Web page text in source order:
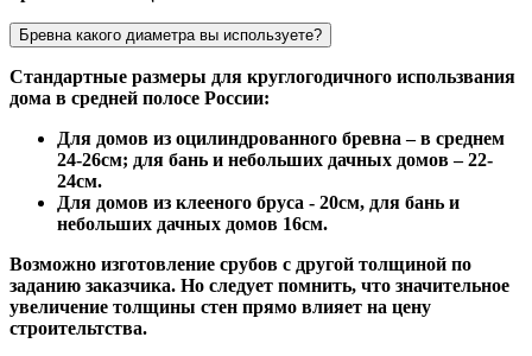
Бревна какого диаметра вы используете?
Стандартные размеры для круглогодичного использвания
дома в средней полосе России:
Для домов из оцилиндрованного бревна – в среднем
24-26см; для бань и небольших дачных домов – 22-
24см.
Для домов из клееного бруса - 20см, для бань и
небольших дачных домов 16см.
Возможно изготовление срубов с другой толщиной по
заданию заказчика. Но следует помнить, что значительное
увеличение толщины стен прямо влияет на цену
строительтства.